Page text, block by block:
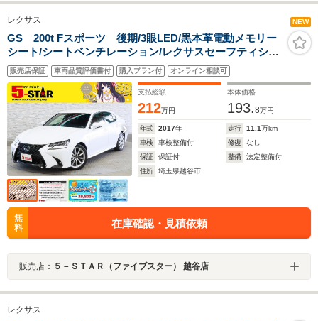
レクサス NEW
GS 200t Fスポーツ 後期/3眼LED/黒本革電動メモリー
シート/シートベンチレーション/レクサスセーフティシス
テム+/レーダークルコン/レーンアシスト/クリアランスソ
ナー/12.3インチワイドナビ/バックカメラ/純正AW
販売店保証 車両品質評価書付 購入プラン付 オンライン相談可
支払総額
212万円
本体価格
193.8万円
年式 2017年 走行 11.1万km
車検
車検整備付 修復
なし
保証
保証付 整備
法定整備付
住所
埼玉県越谷市
無
料
在庫確認・見積依頼
販売店： ５－ＳＴＡＲ（ファイブスター） 越谷店
レクサス